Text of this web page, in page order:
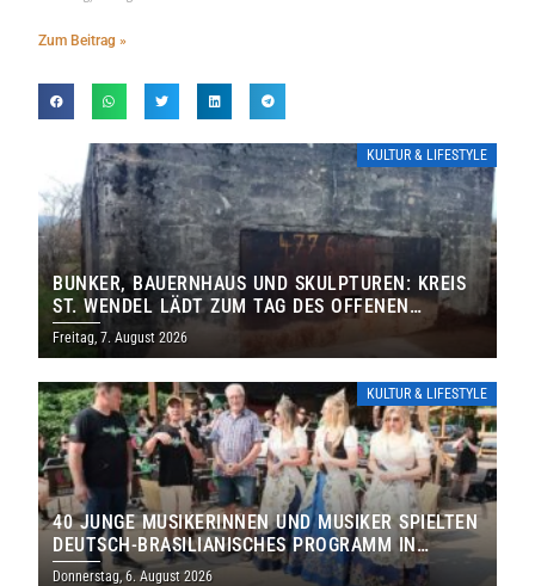
Zum Beitrag »
KULTUR & LIFESTYLE
BUNKER, BAUERNHAUS UND SKULPTUREN: KREIS
ST. WENDEL LÄDT ZUM TAG DES OFFENEN
DENKMALS EIN
Freitag, 7. August 2026
KULTUR & LIFESTYLE
40 JUNGE MUSIKERINNEN UND MUSIKER SPIELTEN
DEUTSCH-BRASILIANISCHES PROGRAMM IN
THOLEY
Donnerstag, 6. August 2026